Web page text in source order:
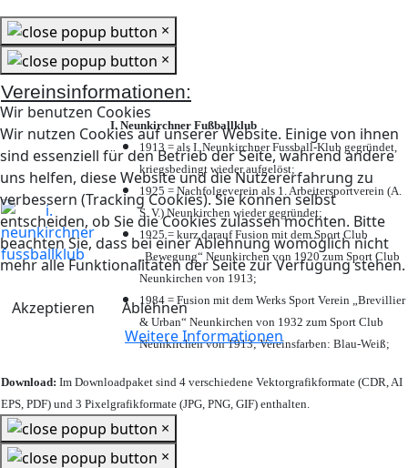
Wir benutzen Cookies
Wir nutzen Cookies auf unserer Website. Einige von ihnen
sind essenziell für den Betrieb der Seite, während andere
uns helfen, diese Website und die Nutzererfahrung zu
verbessern (Tracking Cookies). Sie können selbst
entscheiden, ob Sie die Cookies zulassen möchten. Bitte
beachten Sie, dass bei einer Ablehnung womöglich nicht
mehr alle Funktionalitäten der Seite zur Verfügung stehen.
Akzeptieren
Ablehnen
Weitere Informationen
×
×
Vereinsinformationen:
I. Neunkirchner Fußballklub
1913 = als I. Neunkirchner Fussball-Klub gegründet,
kriegsbedingt wieder aufgelöst;
1925 = Nachfolgeverein als 1. Arbeitersportverein (A.
S. V.) Neunkirchen wieder gegründet;
1925 = kurz darauf Fusion mit dem Sport Club
„Bewegung“ Neunkirchen von 1920 zum Sport Club
Neunkirchen von 1913;
1984 = Fusion mit dem Werks Sport Verein „Brevillier
& Urban“ Neunkirchen von 1932 zum Sport Club
Neunkirchen von 1913; Vereinsfarben: Blau-Weiß;
Download: Im Downloadpaket sind 4 verschiedene Vektorgrafikformate (CDR, AI
EPS, PDF) und 3 Pixelgrafikformate (JPG, PNG, GIF) enthalten.
×
×